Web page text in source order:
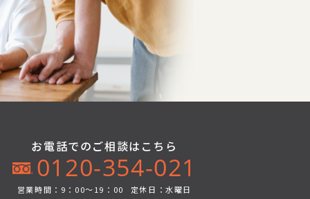
お電話でのご相談はこちら
0120-354-021
営業時間：9：00～19：00 定休日：水曜日